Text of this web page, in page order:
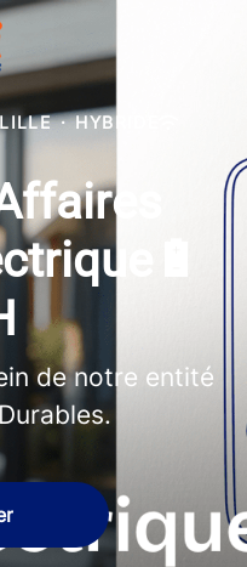
LILLE · HYBRIDE
de notre entité